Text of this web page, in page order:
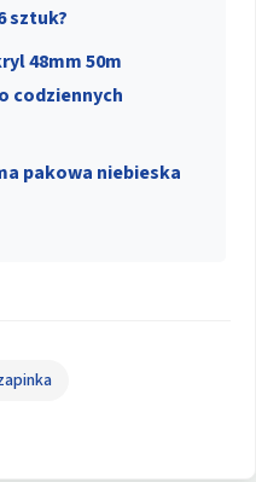
sztuk?
48mm 50m
codziennych
pakowa niebieska